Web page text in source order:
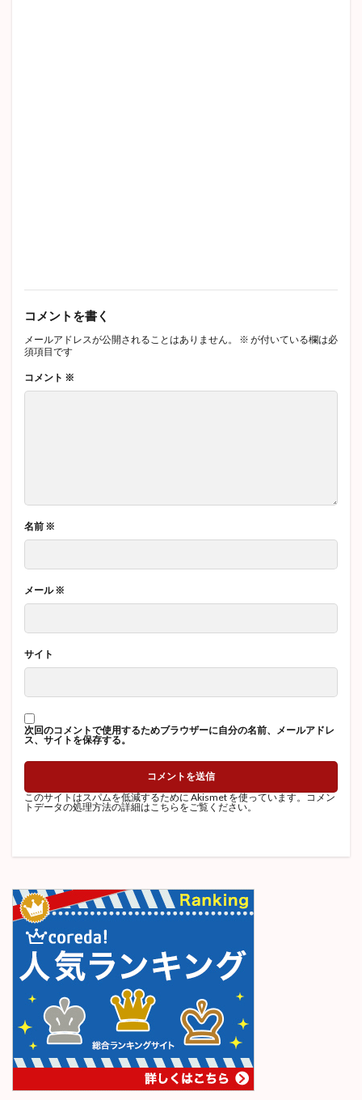
コメントを書く
メールアドレスが公開されることはありません。 ※ が付いている欄は必
須項目です
コメント ※
名前 ※
メール※
サイト
次回のコメントで使用するためブラウザーに自分の名前、メールアドレ
ス、サイトを保存する。
このサイトはスパムを低減するために Akismet を使っています。 コメン
トデータの処理方法の詳細はこちらをご覧ください。